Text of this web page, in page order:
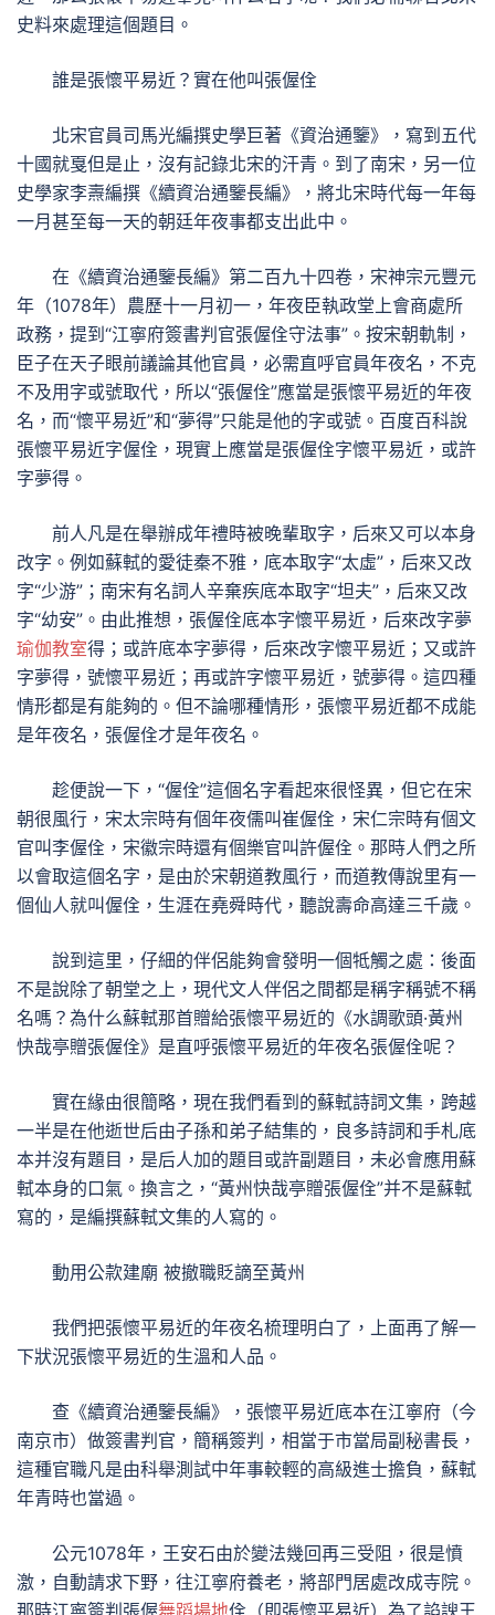
史料來處理這個題目。
誰是張懷平易近？實在他叫張偓佺
北宋官員司馬光編撰史學巨著《資治通鑒》，寫到五代
十國就戛但是止，沒有記錄北宋的汗青。到了南宋，另一位
史學家李燾編撰《續資治通鑒長編》，將北宋時代每一年每
一月甚至每一天的朝廷年夜事都支出此中。
在《續資治通鑒長編》第二百九十四卷，宋神宗元豐元
年（1078年）農歷十一月初一，年夜臣執政堂上會商處所
政務，提到“江寧府簽書判官張偓佺守法事”。按宋朝軌制，
臣子在天子眼前議論其他官員，必需直呼官員年夜名，不克
不及用字或號取代，所以“張偓佺”應當是張懷平易近的年夜
名，而“懷平易近”和“夢得”只能是他的字或號。百度百科說
張懷平易近字偓佺，現實上應當是張偓佺字懷平易近，或許
字夢得。
前人凡是在舉辦成年禮時被晚輩取字，后來又可以本身
改字。例如蘇軾的愛徒秦不雅，底本取字“太虛”，后來又改
字“少游”；南宋有名詞人辛棄疾底本取字“坦夫”，后來又改
字“幼安”。由此推想，張偓佺底本字懷平易近，后來改字夢
瑜伽教室得；或許底本字夢得，后來改字懷平易近；又或許
字夢得，號懷平易近；再或許字懷平易近，號夢得。這四種
情形都是有能夠的。但不論哪種情形，張懷平易近都不成能
是年夜名，張偓佺才是年夜名。
趁便說一下，“偓佺”這個名字看起來很怪異，但它在宋
朝很風行，宋太宗時有個年夜儒叫崔偓佺，宋仁宗時有個文
官叫李偓佺，宋徽宗時還有個樂官叫許偓佺。那時人們之所
以會取這個名字，是由於宋朝道教風行，而道教傳說里有一
個仙人就叫偓佺，生涯在堯舜時代，聽說壽命高達三千歲。
說到這里，仔細的伴侶能夠會發明一個牴觸之處：後面
不是說除了朝堂之上，現代文人伴侶之間都是稱字稱號不稱
名嗎？為什么蘇軾那首贈給張懷平易近的《水調歌頭·黃州
快哉亭贈張偓佺》是直呼張懷平易近的年夜名張偓佺呢？
實在緣由很簡略，現在我們看到的蘇軾詩詞文集，跨越
一半是在他逝世后由子孫和弟子結集的，良多詩詞和手札底
本并沒有題目，是后人加的題目或許副題目，未必會應用蘇
軾本身的口氣。換言之，“黃州快哉亭贈張偓佺”并不是蘇軾
寫的，是編撰蘇軾文集的人寫的。
動用公款建廟 被撤職貶謫至黃州
我們把張懷平易近的年夜名梳理明白了，上面再了解一
下狀況張懷平易近的生溫和人品。
查《續資治通鑒長編》，張懷平易近底本在江寧府（今
南京市）做簽書判官，簡稱簽判，相當于市當局副秘書長，
這種官職凡是由科舉測試中年事較輕的高級進士擔負，蘇軾
年青時也當過。
公元1078年，王安石由於變法幾回再三受阻，很是憤
激，自動請求下野，往江寧府養老，將部門居處改成寺院。
那時江寧簽判張偓舞蹈場地佺（即張懷平易近）為了諂諛王